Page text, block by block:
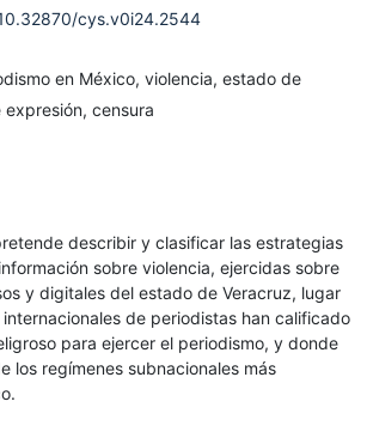
cys.v0i24.2544
en México, violencia, estado de
censura
describir y clasificar las estrategias
sobre violencia, ejercidas sobre
y digitales del estado de Veracruz, lugar
de periodistas han calificado
para ejercer el periodismo, y donde
los regímenes subnacionales más